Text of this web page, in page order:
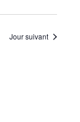
Jour suivant